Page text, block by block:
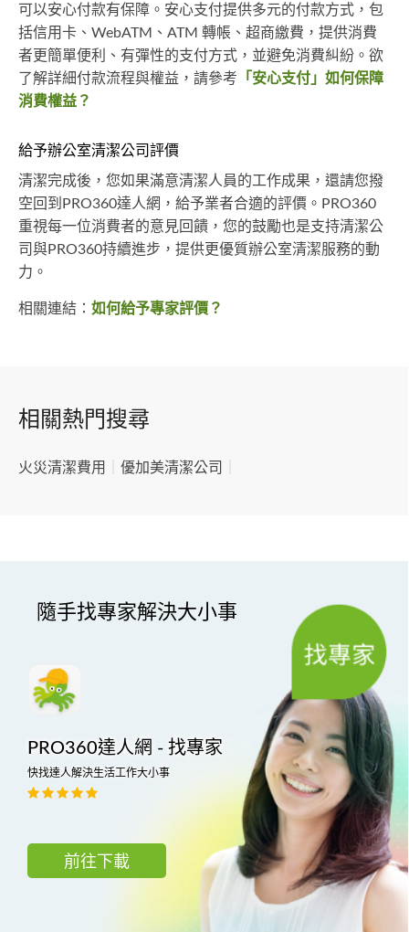
可以安心付款有保障。安心支付提供多元的付款方式，包
括信用卡、WebATM、ATM 轉帳、超商繳費，提供消費
者更簡單便利、有彈性的支付方式，並避免消費糾紛。欲
了解詳細付款流程與權益，請參考 「安心支付」如何保障
消費權益？
給予辦公室清潔公司評價
清潔完成後，您如果滿意清潔人員的工作成果，還請您撥
空回到PRO360達人網，給予業者合適的評價。PRO360
重視每一位消費者的意見回饋，您的鼓勵也是支持清潔公
司與PRO360持續進步，提供更優質辦公室清潔服務的動
力。
相關連結： 如何給予專家評價？
相關熱門搜尋
火災清潔費用 優加美清潔公司
隨手找專家解決大小事
PRO360達人網 - 找專家
快找達人解決生活工作大小事
前往下載